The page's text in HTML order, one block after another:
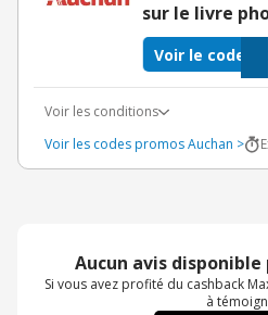
sur le livre
Voir le code
Voir les conditions
Voir les codes promos Auchan >
Aucun avis
Si vous avez profité du cashback
à